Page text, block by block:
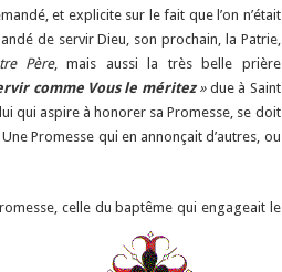
et explicite sur le fait que l’on n’était
de servir Dieu, son prochain, la Patrie,
Père, mais aussi la très belle prière
comme Vous le méritez »due à Saint
qui aspire à honorer sa Promesse, se doit
Promesse qui en annonçait d’autres, ou
celle du baptême qui engageait le